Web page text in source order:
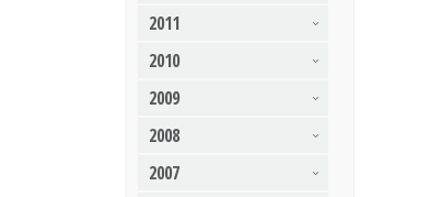
2011
2010
2009
2008
2007